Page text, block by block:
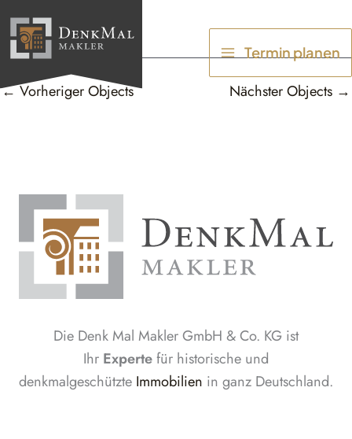
Inhalt
springen
Termin planen
←Vorheriger Objects Nächster Objects →
Die Denk Mal Makler GmbH & Co. KG ist
Ihr Expertefür historische und
denkmalgeschützte Immobilien in ganz Deutschland.